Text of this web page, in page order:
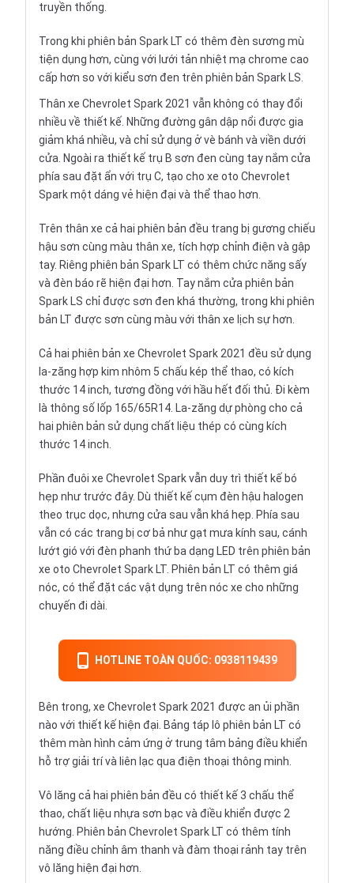
truyền thống.
Trong khi phiên bản Spark LT có thêm đèn sương mù
tiện dụng hơn, cùng với lưới tản nhiệt mạ chrome cao
cấp hơn so với kiểu sơn đen trên phiên bản Spark LS.
Thân xe Chevrolet Spark 2021 vẫn không có thay đổi
nhiều về thiết kế. Những đường gân dập nổi được gia
giảm khá nhiều, và chỉ sử dụng ở vè bánh và viền dưới
cửa. Ngoài ra thiết kế trụ B sơn đen cùng tay nắm cửa
phía sau đặt ẩn với trụ C, tạo cho xe oto Chevrolet
Spark một dáng vẻ hiện đại và thể thao hơn.
Trên thân xe cả hai phiên bản đều trang bị gương chiếu
hậu sơn cùng màu thân xe, tích hợp chỉnh điện và gập
tay. Riêng phiên bản Spark LT có thêm chức năng sấy
và đèn báo rẽ hiện đại hơn. Tay nắm cửa phiên bản
Spark LS chỉ được sơn đen khá thường, trong khi phiên
bản LT được sơn cùng màu với thân xe lịch sự hơn.
Cả hai phiên bản xe Chevrolet Spark 2021 đều sử dụng
la-zăng hợp kim nhôm 5 chấu kép thể thao, có kích
thước 14 inch, tương đồng với hầu hết đối thủ. Đi kèm
là thông số lốp 165/65R14. La-zăng dự phòng cho cả
hai phiên bản sử dụng chất liệu thép có cùng kích
thước 14 inch.
Phần đuôi xe Chevrolet Spark vẫn duy trì thiết kế bó
hẹp như trước đây. Dù thiết kế cụm đèn hậu halogen
theo trục dọc, nhưng cửa sau vẫn khá hẹp. Phía sau
vẫn có các trang bị cơ bả như gạt mưa kính sau, cánh
lướt gió với đèn phanh thứ ba dạng LED trên phiên bản
xe oto Chevrolet Spark LT. Phiên bản LT có thêm giá
nóc, có thể đặt các vật dụng trên nóc xe cho những
chuyến đi dài.
HOTLINE TOÀN QUỐC: 0938119439
Bên trong, xe Chevrolet Spark 2021 được an ủi phần
nào với thiết kế hiện đại. Bảng táp lô phiên bản LT có
thêm màn hình cảm ứng ở trung tâm bảng điều khiển
hỗ trợ giải trí và liên lạc qua điện thoại thông minh.
Vô lăng cả hai phiên bản đều có thiết kế 3 chấu thể
thao, chất liệu nhựa sơn bạc và điều khiển được 2
hướng. Phiên bản Chevrolet Spark LT có thêm tính
năng điều chỉnh âm thanh và đàm thoại rảnh tay trên
vô lăng hiện đại hơn.